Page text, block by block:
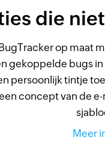
die
op maat
gekoppelde bugs
persoonlijk tintje
concept van de
Meer